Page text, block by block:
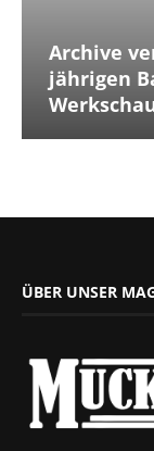
Archive
jährigen
ÜBER UNSER